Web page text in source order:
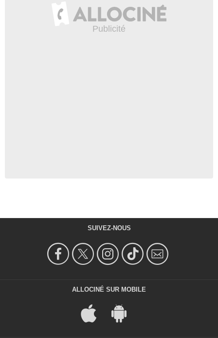
SUIVEZ-NOUS
ALLOCINÉ SUR MOBILE